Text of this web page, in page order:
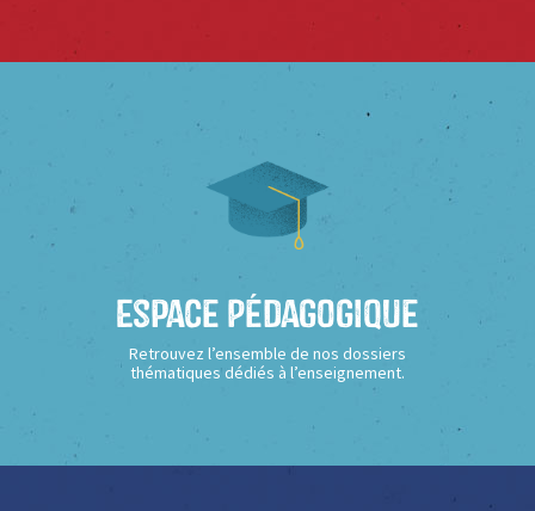
Espace Pédagogique
Retrouvez l’ensemble de nos dossiers
thématiques dédiés à l’enseignement.